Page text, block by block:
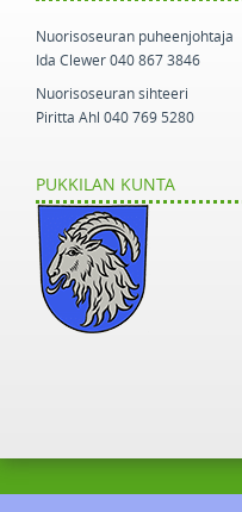
Nuorisoseuran puheenjohtaja
Ida Clewer 040 867 3846
Nuorisoseuran sihteeri
Piritta Ahl 040 769 5280
PUKKILAN KUNTA